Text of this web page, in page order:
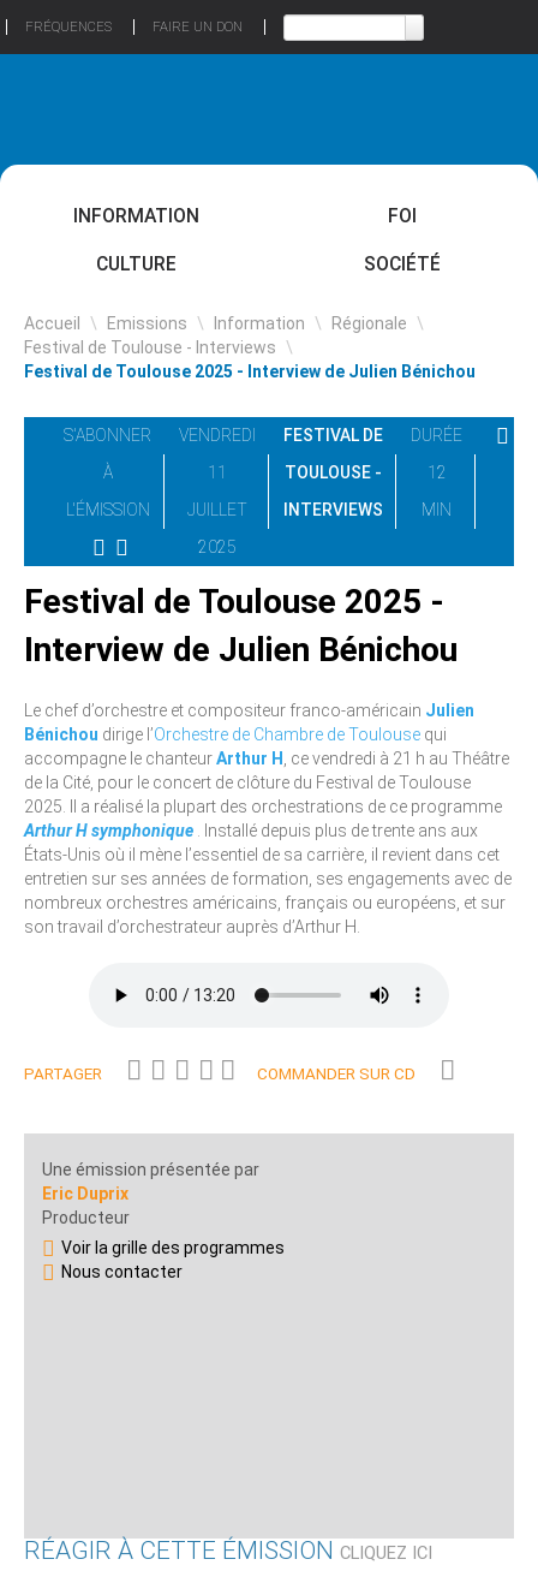
FRÉQUENCES FAIRE UN DON
INFORMATION FOI
CULTURE SOCIÉTÉ
Accueil \ Emissions \ Information \ Régionale \
Festival de Toulouse - Interviews \
Festival de Toulouse 2025 - Interview de Julien Bénichou
S'ABONNER
À
L'ÉMISSION
VENDREDI
11
JUILLET
2025
FESTIVAL DE
TOULOUSE -
INTERVIEWS
DURÉE
12
MIN
Festival de Toulouse 2025 -
Interview de Julien Bénichou
Le chef d’orchestre et compositeur franco-américain Julien
Bénichou dirige l’Orchestre de Chambre de Toulouse qui
accompagne le chanteurArthur H
, ce vendredi à 21 h au Théâtre
de la Cité, pour le concert de clôture du Festival de Toulouse
2025. Il a réalisé la plupart des orchestrations de ce programme
Arthur H symphonique
. Installé depuis plus de trente ans aux
États-Unis où il mène l’essentiel de sa carrière, il revient dans cet
entretien sur ses années de formation, ses engagements avec de
nombreux orchestres américains, français ou européens, et sur
son travail d’orchestrateur auprès d’Arthur H.
PARTAGER COMMANDER SUR CD
Une émission présentée par
Eric Duprix
Producteur
Voir la grille des programmes
Nous contacter
RÉAGIR À CETTE ÉMISSION CLIQUEZ ICI